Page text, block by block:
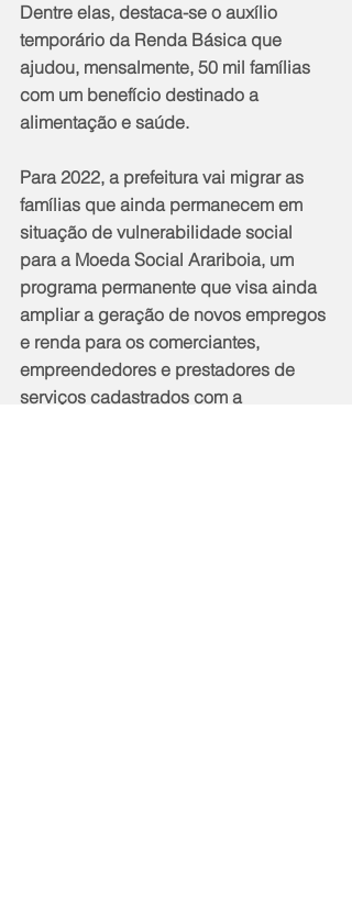
Dentre elas, destaca-se o auxílio
temporário da Renda Básica que
ajudou, mensalmente, 50 mil famílias
com um benefício destinado a
alimentação e saúde.
Para 2022, a prefeitura vai migrar as
famílias que ainda permanecem em
situação de vulnerabilidade social
para a Moeda Social Arariboia, um
programa permanente que visa ainda
ampliar a geração de novos empregos
e renda para os comerciantes,
empreendedores e prestadores de
serviços cadastrados com a